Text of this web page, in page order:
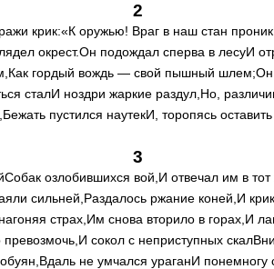
2
крик:«К оружью! Враг в наш стан
окрест.Он подождал сперва в лесуИ
Как гордый вождь — свой пышный шлем;Он
сталИ ноздри жаркие раздул, Но,
Бежать пустился наутекИ, торопясь оставить
3
Собак озлобившихся вой, И отвечал им в тот
сильней, Раздалось ржание коней, И
страх, Им снова вторило в горах, И
И сокол с неприступных скал
Вдаль не умчался ураганИ понемногу